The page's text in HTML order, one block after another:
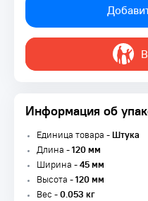
Информация об
Единица товара -Штука
Длина -120 мм
Ширина -45 мм
Высота -120 мм
Вес -0.053 кг